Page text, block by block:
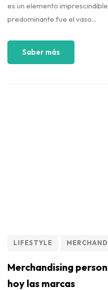
es un elemento
predominante fue el vaso...
Saber más
LIFESTYLE
Merchandising
hoy las marcas